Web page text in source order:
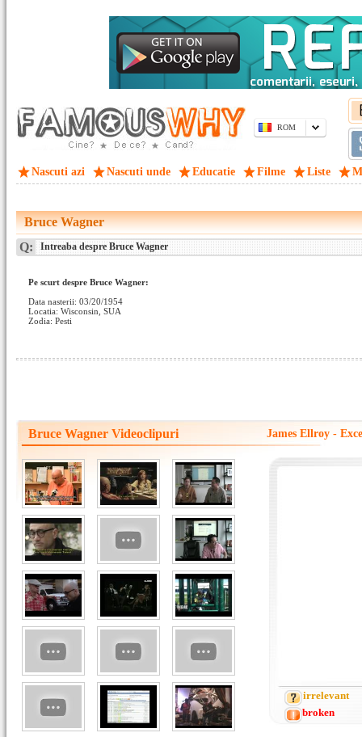
ROM
Nascuti azi Nascuti unde Educatie Filme Liste
Bruce Wagner
Q: Intreaba despre Bruce Wagner
Pe scurt despre Bruce Wagner:
Data nasterii: 03/20/1954
Locatia: Wisconsin, SUA
Zodia: Pesti
Bruce Wagner Videoclipuri James Ellroy -
irrelevant
broken